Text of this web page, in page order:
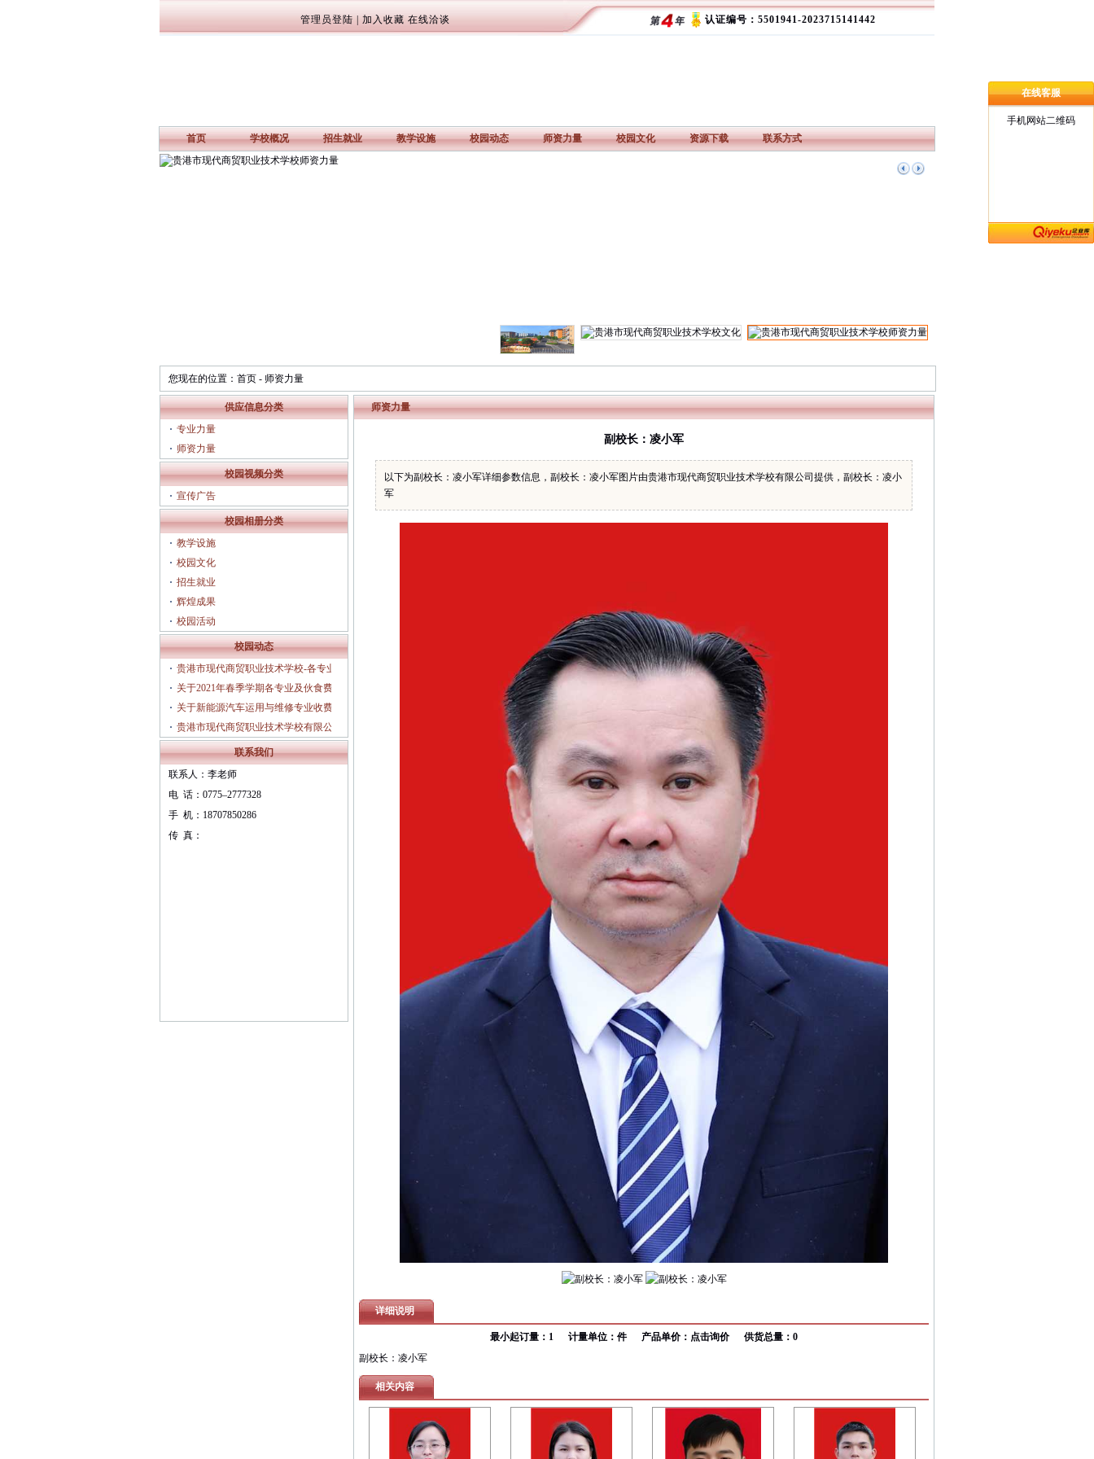
管理员登陆 加入收藏 在线洽谈 认证编号：5501941-2023715141442
首页 学校概况 招生就业 教学设施 校园动态 师资力量 校园文化 资源下载 联系方式
您现在的位置： 首页 - 师资力量
供应信息分类
专业力量
师资力量
校园视频分类
宣传广告
校园相册分类
教学设施
校园文化
招生就业
辉煌成果
校园活动
校园动态
贵港市现代商贸职业技术学校-各专业人
才培养方案（2025年3月修订）
关于2021年春季学期各专业及伙食费收
费的公示
关于新能源汽车运用与维修专业收费的
公示贵港市现代商贸职业技术学校有限公司
职业教育质量报告（ 2024年度）
联系我们
联系人：李老师
电 话：0775–2777328
手 机：18707850286
传 真：
师资力量
副校长：凌小军
以下为副校长：凌小军详细参数信息，副校长：凌小军图片由贵港市现代商贸职业技术学校有限公司提供，副校长：凌小
军
详细说明
最小起订量：1 计量单位：件 产品单价： 点击询价供货总量：0
副校长：凌小军
相关内容
在线客服
手机网站二维码